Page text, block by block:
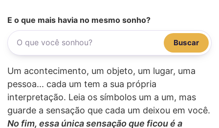
E o que mais havia no mesmo sonho?
Buscar
Um acontecimento, um objeto, um lugar, uma
pessoa... cada um tem a sua própria
interpretação. Leia os símbolos um a um, mas
guarde a sensação que cada um deixou em você.
No fim, essa única sensação que ficou é a